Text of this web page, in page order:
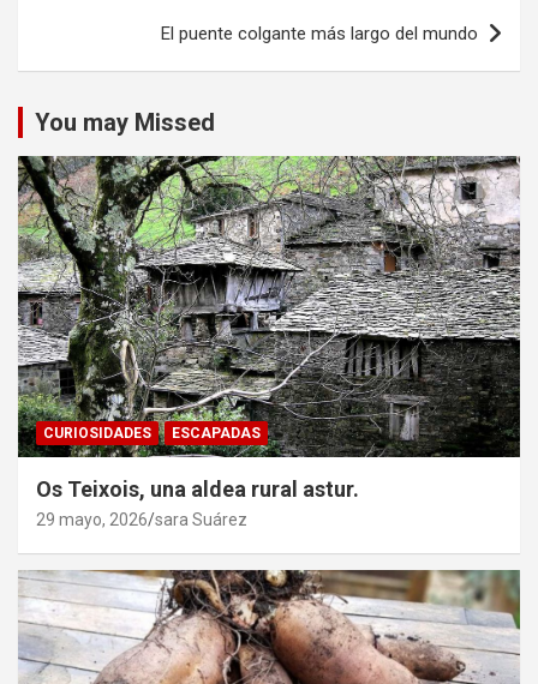
El puente colgante más largo del mundo
You may Missed
CURIOSIDADES ESCAPADAS
Os Teixois, una aldea rural astur.
29 mayo, 2026 sara Suárez